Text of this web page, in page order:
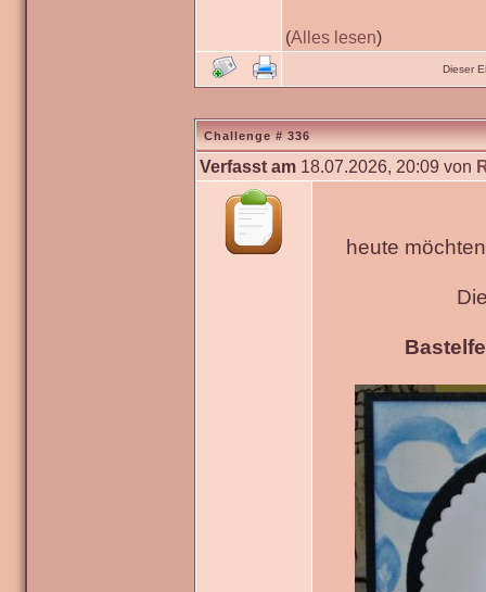
(Alles lesen)
Dieser
Challenge # 336
Verfasst am 18.07.2026, 20:09 von
heute